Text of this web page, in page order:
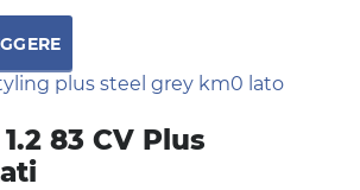
83 CV Plus